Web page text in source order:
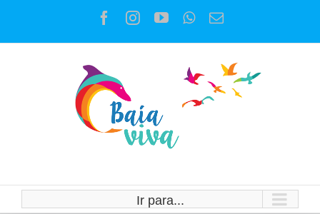
o
Facebook
Instagram
YouTubeWhatsApp
E-
Ir para...